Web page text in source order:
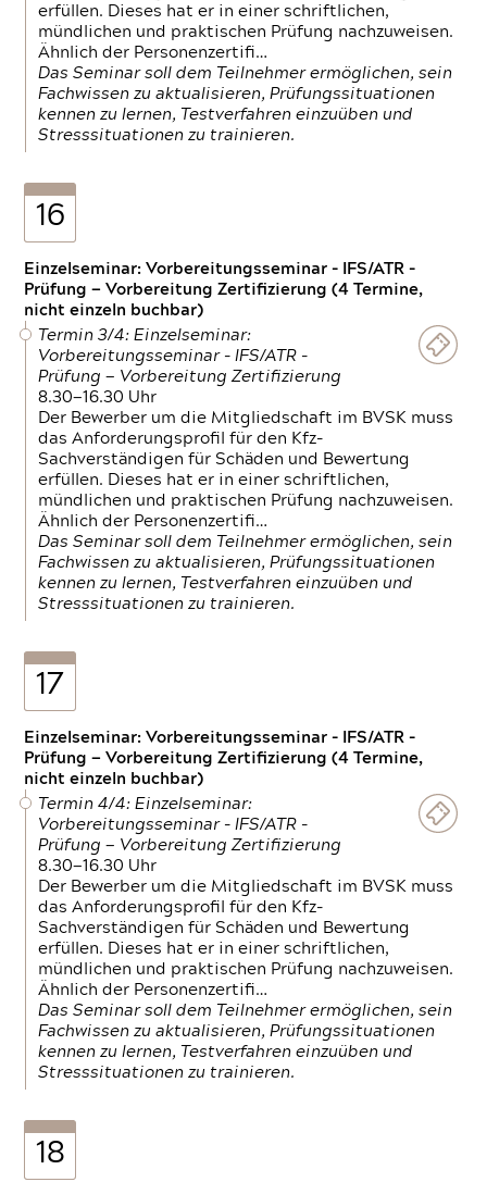
erfüllen. Dieses hat er in einer schriftlichen,
mündlichen und praktischen Prüfung nachzuweisen.
Ähnlich der Personenzertifi…
Das Seminar soll dem Teilnehmer ermöglichen, sein
Fachwissen zu aktualisieren, Prüfungssituationen
kennen zu lernen, Testverfahren einzuüben und
Stresssituationen zu trainieren.
16
Einzelseminar: Vorbereitungsseminar - IFS/ATR -
Prüfung — Vorbereitung Zertifizierung (4 Termine,
nicht einzeln buchbar)
Termin 3/4: Einzelseminar:
Vorbereitungsseminar - IFS/ATR -
Prüfung — Vorbereitung Zertifizierung
8.30—16.30 Uhr
Der Bewerber um die Mitgliedschaft im BVSK muss
das Anforderungsprofil für den Kfz-
Sachverständigen für Schäden und Bewertung
erfüllen. Dieses hat er in einer schriftlichen,
mündlichen und praktischen Prüfung nachzuweisen.
Ähnlich der Personenzertifi…
Das Seminar soll dem Teilnehmer ermöglichen, sein
Fachwissen zu aktualisieren, Prüfungssituationen
kennen zu lernen, Testverfahren einzuüben und
Stresssituationen zu trainieren.
17
Einzelseminar: Vorbereitungsseminar - IFS/ATR -
Prüfung — Vorbereitung Zertifizierung (4 Termine,
nicht einzeln buchbar)
Termin 4/4: Einzelseminar:
Vorbereitungsseminar - IFS/ATR -
Prüfung — Vorbereitung Zertifizierung
8.30—16.30 Uhr
Der Bewerber um die Mitgliedschaft im BVSK muss
das Anforderungsprofil für den Kfz-
Sachverständigen für Schäden und Bewertung
erfüllen. Dieses hat er in einer schriftlichen,
mündlichen und praktischen Prüfung nachzuweisen.
Ähnlich der Personenzertifi…
Das Seminar soll dem Teilnehmer ermöglichen, sein
Fachwissen zu aktualisieren, Prüfungssituationen
kennen zu lernen, Testverfahren einzuüben und
Stresssituationen zu trainieren.
18